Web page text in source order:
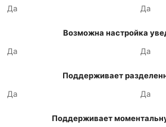
Да
Да
Возможна настройка
Да
Да
Поддерживает
Да
Да
Поддерживает